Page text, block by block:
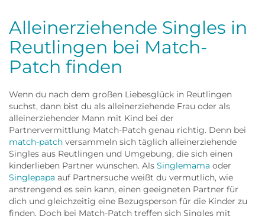
Alleinerziehende Singles in
Reutlingen bei Match-
Patch finden
Wenn du nach dem großen Liebesglück in Reutlingen
suchst, dann bist du als alleinerziehende Frau oder als
alleinerziehender Mann mit Kind bei der
Partnervermittlung Match-Patch genau richtig. Denn bei
match-patch versammeln sich täglich alleinerziehende
Singles aus Reutlingen und Umgebung, die sich einen
kinderlieben Partner wünschen. Als Singlemama oder
Singlepapa auf Partnersuche weißt du vermutlich, wie
anstrengend es sein kann, einen geeigneten Partner für
dich und gleichzeitig eine Bezugsperson für die Kinder zu
finden. Doch bei Match-Patch treffen sich Singles mit